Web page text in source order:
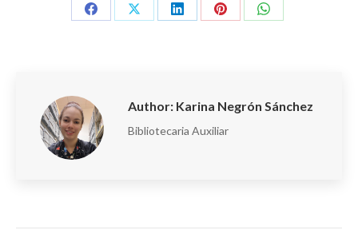
Share
Share
Share
Share
Share
Author: Karina Negrón Sánchez
Bibliotecaria Auxiliar